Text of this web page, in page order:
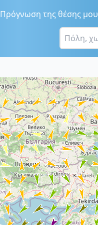
Πρόγνωση της θέσης μου